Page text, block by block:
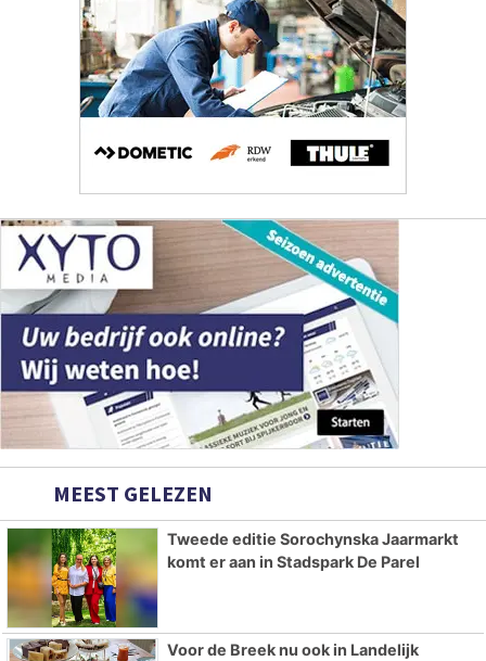
MEEST GELEZEN
Tweede editie Sorochynska Jaarmarkt
komt er aan in Stadspark De Parel
Voor de Breek nu ook in Landelijk